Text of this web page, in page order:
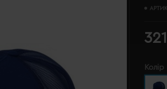
Колір